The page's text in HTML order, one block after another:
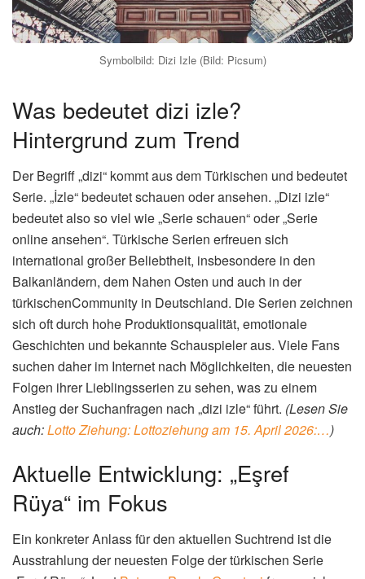
Symbolbild: Dizi Izle (Bild: Picsum)
Was bedeutet dizi izle?
Hintergrund zum Trend
Der Begriff „dizi“ kommt aus dem Türkischen und bedeutet
Serie. „İzle“ bedeutet schauen oder ansehen. „Dizi izle“
bedeutet also so viel wie „Serie schauen“ oder „Serie
online ansehen“. Türkische Serien erfreuen sich
international großer Beliebtheit, insbesondere in den
Balkanländern, dem Nahen Osten und auch in der
türkischenCommunity in Deutschland. Die Serien zeichnen
sich oft durch hohe Produktionsqualität, emotionale
Geschichten und bekannte Schauspieler aus. Viele Fans
suchen daher im Internet nach Möglichkeiten, die neuesten
Folgen ihrer Lieblingsserien zu sehen, was zu einem
Anstieg der Suchanfragen nach „dizi izle“ führt. (Lesen Sie
auch:Lotto Ziehung: Lottoziehung am 15. April 2026:…)
Aktuelle Entwicklung: „Eşref
Rüya“ im Fokus
Ein konkreter Anlass für den aktuellen Suchtrend ist die
Ausstrahlung der neuesten Folge der türkischen Serie